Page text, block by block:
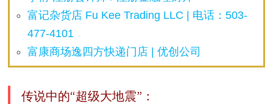
富记杂货店 Fu Kee Trading LLC | 电话：503-
477-4101
富康商场逸四方快递门店 | 优创公司
传说中的“超级大地震”：